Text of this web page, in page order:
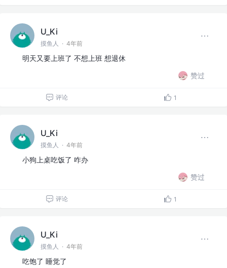
U_Ki
摸鱼人 · 4年前
明天又要上班了 不想上班 想退休
赞过
评论 1
U_Ki
摸鱼人 · 4年前
小狗上桌吃饭了 咋办
赞过
评论 1
U_Ki
摸鱼人 · 4年前
吃饱了 睡觉了